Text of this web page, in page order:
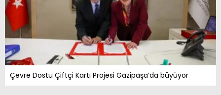
Çevre Dostu Çiftçi Kartı Projesi Gazipaşa’da büyüyor